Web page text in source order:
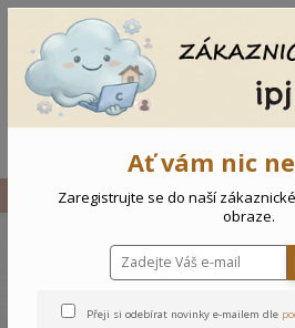
Vše Dětské triko PC myš
Dětské triko PC
Ať vám nic
Zaregistrujte se do naší
obraze.
Přeji si odebírat novinky e-mailem dle